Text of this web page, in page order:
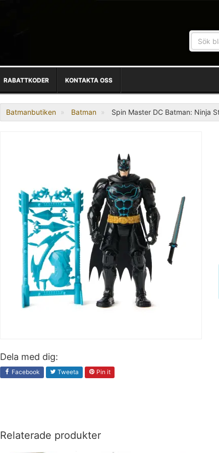
RABATTKODER KONTAKTA OSS
Batmanbutiken Batman Spin Master DC Batman: Ninja
Dela med dig:
Facebook Tweeta Pin it
Relaterade produkter